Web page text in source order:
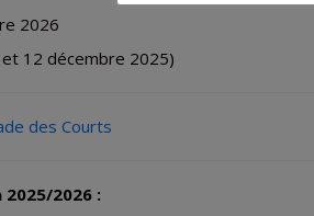
2026
12 décembre 2025)
des Courts
2026 :